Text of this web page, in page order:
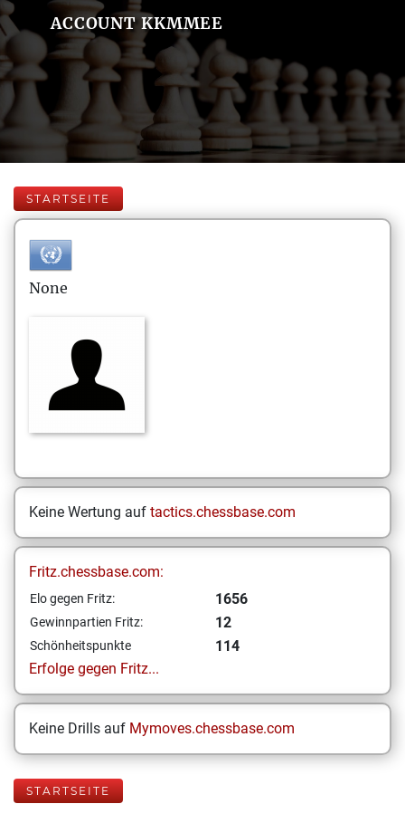
ACCOUNT KKMMEE
STARTSEITE
None
Keine Wertung auf tactics.chessbase.com
Fritz.chessbase.com:
Elo gegen Fritz: 1656
Gewinnpartien Fritz: 12
Schönheitspunkte
114
Erfolge gegen Fritz...
Keine Drills auf Mymoves.chessbase.com
STARTSEITE